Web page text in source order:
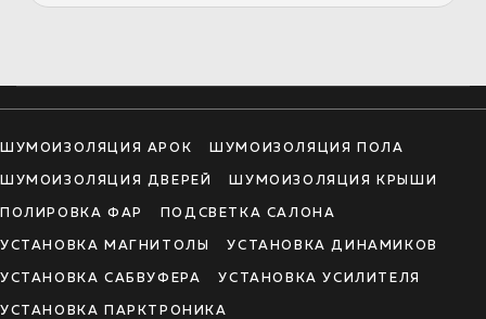
ШУМОИЗОЛЯЦИЯ АРОК ШУМОИЗОЛЯЦИЯ ПОЛА
ШУМОИЗОЛЯЦИЯ ДВЕРЕЙ ШУМОИЗОЛЯЦИЯ КРЫШИ
ПОЛИРОВКА ФАР ПОДСВЕТКА САЛОНА
УСТАНОВКА МАГНИТОЛЫ УСТАНОВКА ДИНАМИКОВ
УСТАНОВКА САБВУФЕРА УСТАНОВКА УСИЛИТЕЛЯ
УСТАНОВКА ПАРКТРОНИКА